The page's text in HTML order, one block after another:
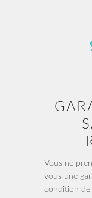
Vous ne
vous une
condition de